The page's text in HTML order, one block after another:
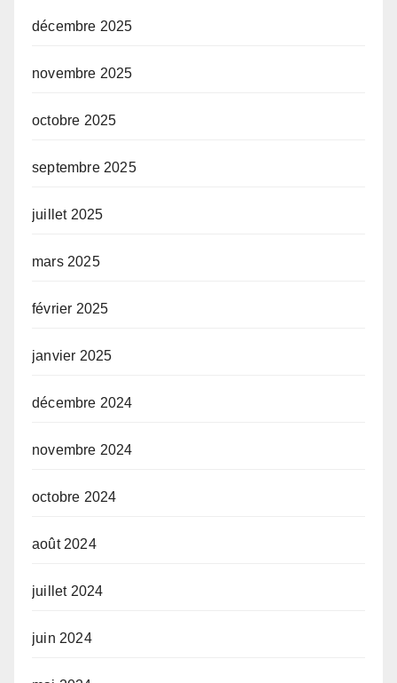
décembre 2025
novembre 2025
octobre 2025
septembre 2025
juillet 2025
mars 2025
février 2025
janvier 2025
décembre 2024
novembre 2024
octobre 2024
août 2024
juillet 2024
juin 2024